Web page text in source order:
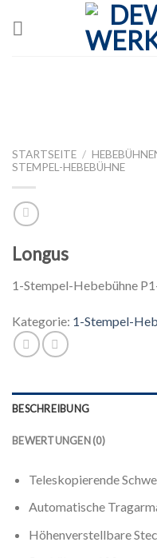
STARTSEITE /
STEMPEL-HEBEBÜHNE
Longus
1-Stempel-Hebebühne
Kategorie: 1-Stempel-
BESCHREIBUNG
BEWERTUNGEN (0)
Teleskopierende
Automatische
Höhenverstellbare